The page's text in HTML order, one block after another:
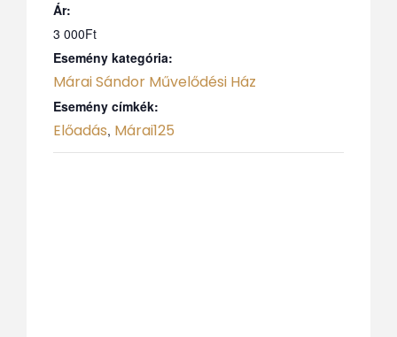
Ár:
3 000Ft
Esemény kategória:
Márai Sándor Művelődési Ház
Esemény címkék:
Előadás, Márai125